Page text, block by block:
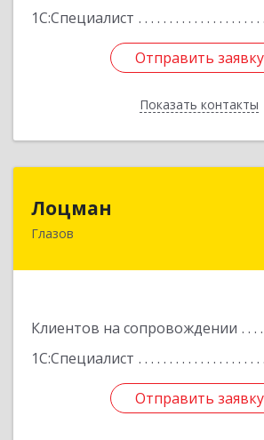
1С:Специалист
Отправить заявку
Показать контакты
Отправить заявку
Назад
Лоцман
Глазов
Клиентов на сопровождении
1С:Специалист
Отправить заявку
427620, Удмуртская Респ,
Отправить заявку